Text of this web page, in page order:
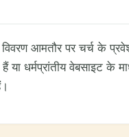
विवरण आमतौर पर चर्च के प्रवेश
या धर्मप्रांतीय वेबसाइट के